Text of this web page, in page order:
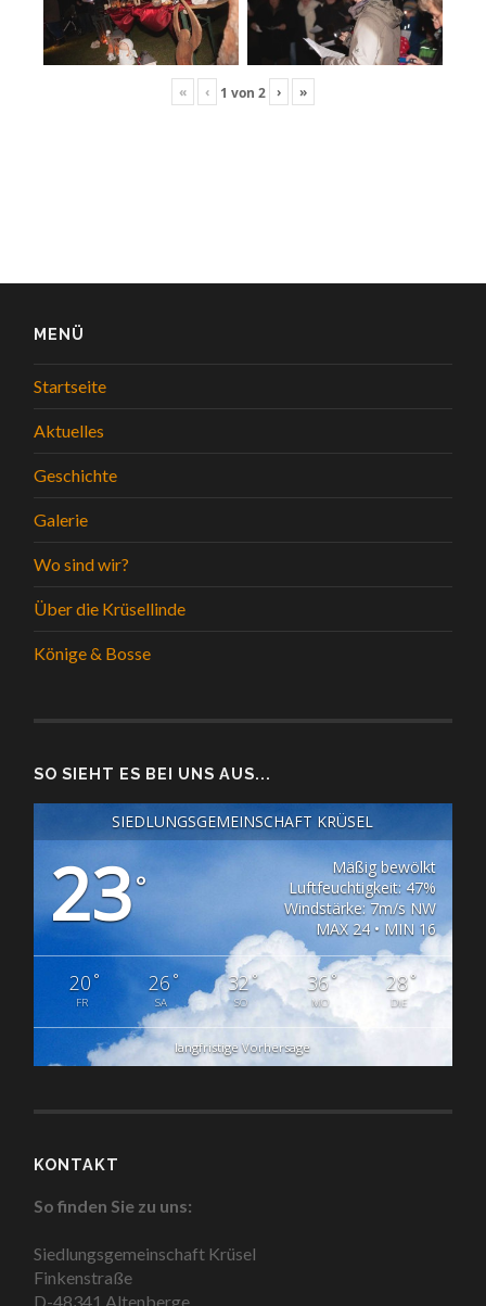
« ‹ 1 von 2 › »
MENÜ
Startseite
Aktuelles
Geschichte
Galerie
Wo sind wir?
Über die Krüsellinde
Könige & Bosse
SO SIEHT ES BEI UNS AUS...
SIEDLUNGSGEMEINSCHAFT KRÜSEL
23°
Mäßig bewölkt
Luftfeuchtigkeit: 47%
Windstärke: 7m/s NW
MAX 24 • MIN 16
20°
FR
26°
SA
32°
SO
36°
MO
28°
DIE
langfristige Vorhersage
KONTAKT
So finden Sie zu uns:
Siedlungsgemeinschaft Krüsel
Finkenstraße
D-48341 Altenberge